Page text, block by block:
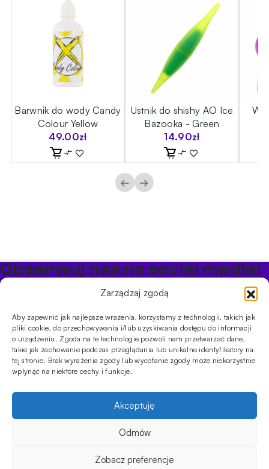
Zarządzaj zgodą
Aby zapewnić jak najlepsze wrażenia, korzystamy z technologii, takich jak
pliki cookie, do przechowywania i/lub uzyskiwania dostępu do informacji
o urządzeniu. Zgoda na te technologie pozwoli nam przetwarzać dane,
takie jak zachowanie podczas przeglądania lub unikalne identyfikatory na
tej stronie. Brak wyrażenia zgody lub wycofanie zgody może niekorzystnie
wpłynąć na niektóre cechy i funkcje.
Akceptuję
Odmów
Zobacz preferencje
Barwnik do wody Candy
Colour Yellow
49.00zł
Ustnik do shishy AO Ice
Bazooka - Green
14.90zł
← →
Ustnik
Obserwuj nas na social media!
Bądź na bieżąco z promocjami i nowościami w sklepie
PRODUKTY
ShisheCybuchyTytonie Rozpalanie
INFORMACJE
prywatności
Usługi
Szkolenia Eventy